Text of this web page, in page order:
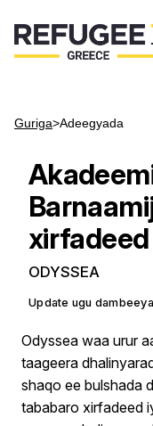
Guriga>Adeegyada
xirfadeed
ODYSSEA
Update ugu
Odyssea waa urur
taageera
shaqo ee bulshada
tababaro xirfadeed